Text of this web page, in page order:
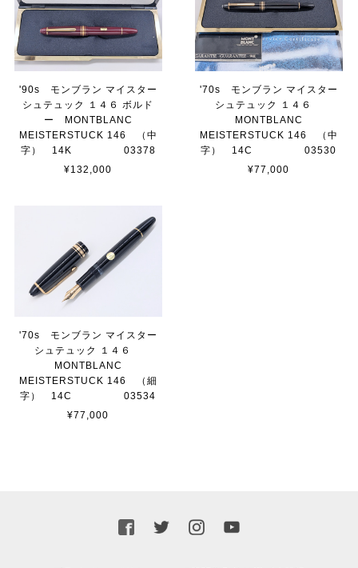
'90s モンブラン マイスター
シュテュック １４６ ボルド
ー MONTBLANC
MEISTERSTUCK 146 （中
字） 14K 03378
¥132,000
'70s モンブラン マイスター
シュテュック １４６
MONTBLANC
MEISTERSTUCK 146 （中
字） 14C 03530
¥77,000
'70s モンブラン マイスター
シュテュック １４６
MONTBLANC
MEISTERSTUCK 146 （細
字） 14C 03534
¥77,000